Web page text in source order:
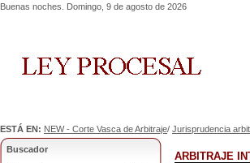
Buenas noches. Domingo, 9 de agosto de 2026
ESTÁ EN: NEW - Corte Vasca de Arbitraje/ Jurisprudencia
Buscador
ARBITRAJE